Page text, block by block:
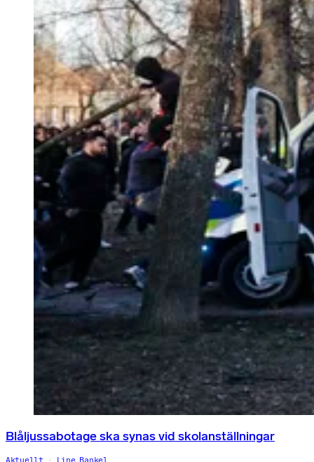
Blåljussabotage ska synas vid skolanställningar
Aktuellt Line Bankel